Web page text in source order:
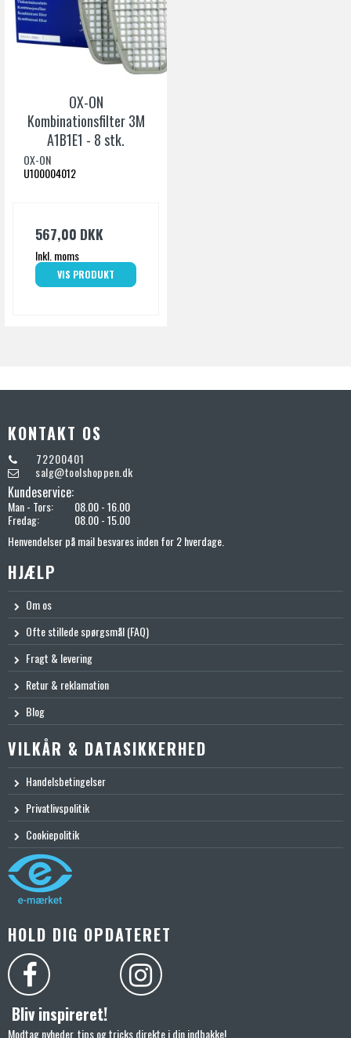
OX-ON
Kombinationsfilter 3M
A1B1E1 - 8 stk.
OX-ON
U100004012
567,00 DKK
Inkl. moms
VIS PRODUKT
KONTAKT OS
72200401
salg@toolshoppen.dk
Kundeservice:
Man - Tors:
08.00 - 16.00
Fredag:
08.00 - 15.00
Henvendelser på mail besvares inden for 2 hverdage.
HJÆLP
Om os
Ofte stillede spørgsmål (FAQ)
Fragt & levering
Retur & reklamation
Blog
VILKÅR & DATASIKKERHED
Handelsbetingelser
Privatlivspolitik
Cookiepolitik
HOLD DIG OPDATERET
Bliv inspireret!
Modtag nyheder, tips og tricks direkte i din indbakke!